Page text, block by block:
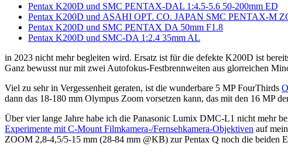
Pentax K200D und SMC PENTAX-DAL 1:4.5-5.6 50-200mm ED
Pentax K200D und ASAHI OPT. CO. JAPAN SMC PENTAX-M
Pentax K200D und SMC PENTAX DA 50mm F1.8
Pentax K200D und SMC-DA 1:2.4 35mm AL
in 2023 nicht mehr begleiten wird. Ersatz ist für die defekte K200D ist
Ganz bewusst nur mit zwei Autofokus-Festbrennweiten aus glorreichen
Viel zu sehr in Vergessenheit geraten, ist die wunderbare 5 MP FourThirds
dann das 18-180 mm Olympus Zoom vorsetzen kann, das mit den 16 MP
Über vier lange Jahre habe ich die Panasonic Lumix DMC-L1 nicht mehr
Experimente mit C-Mount Filmkamera-/Fernsehkamera-Objektiven auf
ZOOM 2,8-4,5/5-15 mm (28-84 mm @KB) zur Pentax Q noch die beiden